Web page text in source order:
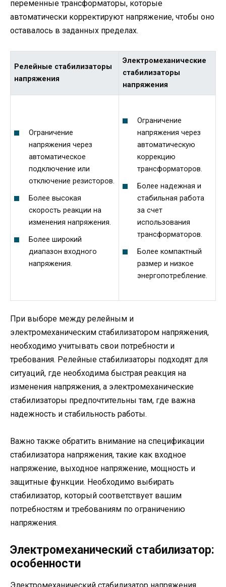
переменные трансформаторы, которые
автоматически корректируют напряжение, чтобы оно
оставалось в заданных пределах.
Релейные стабилизаторы
напряжения
Электромеханические
стабилизаторы
напряжения
Ограничение
напряжения через
автоматическое
подключение или
отключение резисторов.
Более высокая
скорость реакции на
изменения напряжения.
Более широкий
диапазон входного
напряжения.
Ограничение
напряжения через
автоматическую
коррекцию
трансформаторов.
Более надежная и
стабильная работа
за счет
использования
трансформаторов.
Более компактный
размер и низкое
энергопотребление.
При выборе между релейным и
электромеханическим стабилизатором напряжения,
необходимо учитывать свои потребности и
требования. Релейные стабилизаторы подходят для
ситуаций, где необходима быстрая реакция на
изменения напряжения, а электромеханические
стабилизаторы предпочтительны там, где важна
надежность и стабильность работы.
Важно также обратить внимание на спецификации
стабилизатора напряжения, такие как входное
напряжение, выходное напряжение, мощность и
защитные функции. Необходимо выбирать
стабилизатор, который соответствует вашим
потребностям и требованиям по ограничению
напряжения.
Электромеханический стабилизатор:
особенности